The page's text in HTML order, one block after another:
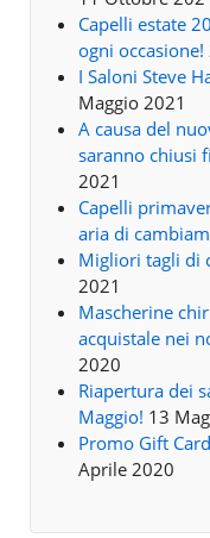
Capelli estate
ogni occasione!
I Saloni Steve
Maggio 2021
A causa del
saranno chiusi
2021
Capelli
aria di
Migliori tagli di
2021
Mascherine
acquistale nei
2020
Riapertura dei
Maggio! 13
Promo Gift
Aprile 2020